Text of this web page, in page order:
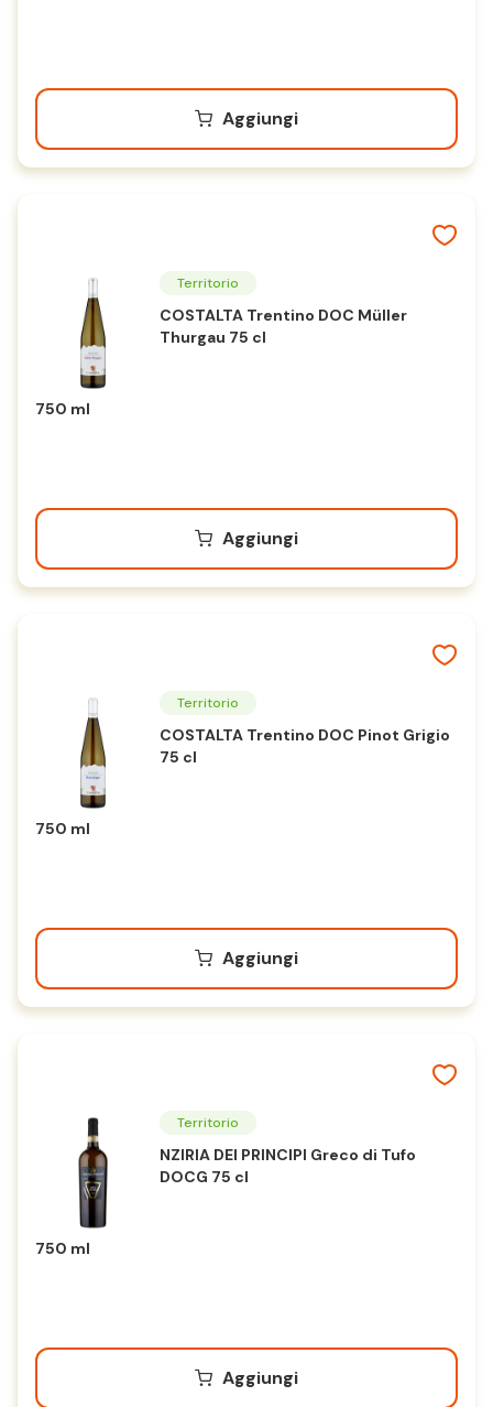
Aggiungi
Territorio
COSTALTA Trentino DOC Müller
Thurgau 75 cl
750 ml
Aggiungi
Territorio
COSTALTA Trentino DOC Pinot Grigio
75 cl
750 ml
Aggiungi
Territorio
NZIRIA DEI PRINCIPI Greco di Tufo
DOCG 75 cl
750 ml
Aggiungi